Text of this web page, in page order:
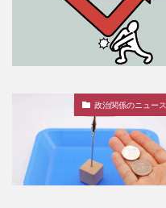
政治関係のニュース